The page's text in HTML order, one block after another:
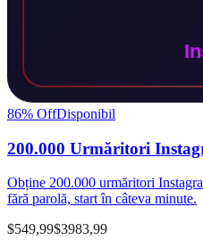
86% OffDisponibil
200.000 Urmăritori
Obține 200.000 urmăritori
fără parolă, start în câteva minute.
$549,99$3983,99